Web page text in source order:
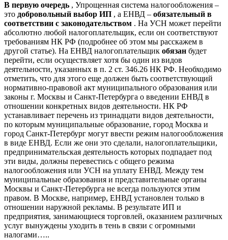
В первую очередь , Упрощенная система налогообложения –
это добровольный выбор ИП , а ЕНВД – обязательный в
соответствии с законодательством . На УСН может перейти
абсолютно любой налогоплательщик, если он соответствуют
требованиям НК РФ (подробнее об этом мы расскажем в
другой статье). На ЕНВД налогоплательщик обязан будет
перейти, если осуществляет хотя бы один из видов
деятельности, указанных в п. 2 ст. 346.26 НК РФ. Необходимо
отметить, что для этого еще должен быть соответствующий
нормативно-правовой акт муниципального образования или
законы г. Москвы и Санкт-Петербурга о введении ЕНВД в
отношении конкретных видов деятельности. НК РФ
устанавливает перечень из тринадцати видов деятельности,
по которым муниципальные образование, город Москва и
город Санкт-Петербург могут ввести режим налогообложения
в виде ЕНВД. Если же они это сделали, налогоплательщики,
предпринимательская деятельность которых подпадает под
эти виды, должны перевестись с общего режима
налогообложения или УСН на уплату ЕНВД. Между тем
муниципальные образования и представительные органы
Москвы и Санкт-Петербурга не всегда пользуются этим
правом. В Москве, например, ЕНВД установлен только в
отношении наружной рекламы. В результате ИП и
предприятия, занимающиеся торговлей, оказанием различных
услуг вынуждены уходить в тень в связи с огромными
налогами…..